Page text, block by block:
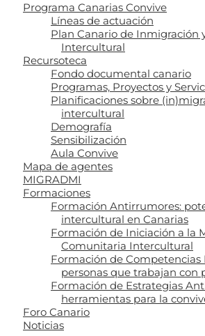
Programa Canarias Convive
Líneas de actuación
Plan Canario de Inmigración
Intercultural
Recursoteca
Fondo documental canario
Programas, Proyectos y
Planificaciones sobre
intercultural
Demografía
Sensibilización
Aula Convive
Mapa de agentes
MIGRADMI
Formaciones
Formación Antirrumores:
intercultural en Canarias
Formación de Iniciación a la
Comunitaria Intercultural
Formación de
personas que trabajan con
Formación de Estrategias
herramientas para la
Foro Canario
Noticias